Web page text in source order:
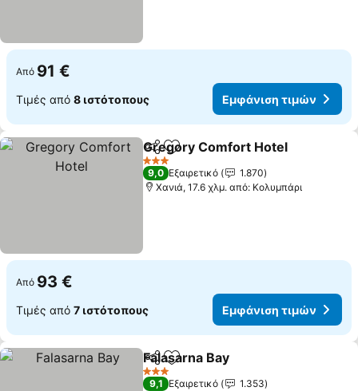
Από 91 €
Τιμές από 8 ιστότοπους Εμφάνιση τιμών
Κοινοποίηση
Προσθήκη στα αγαπημένα
Gregory Comfort Hotel
3 Αστέρια
9,0 Εξαιρετικό
1.870
Χανιά, 17.6 χλμ. από: Κολυμπάρι
Από 93 €
Τιμές από 7 ιστότοπους Εμφάνιση τιμών
Κοινοποίηση
Προσθήκη στα αγαπημένα
Falasarna Bay
3 Αστέρια
9,1 Εξαιρετικό
1.353